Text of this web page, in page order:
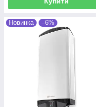
Новинка –6%